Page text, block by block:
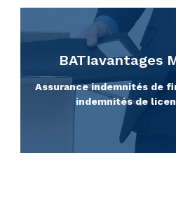
BATIavantages
Assurance indemnités de
indemnités de